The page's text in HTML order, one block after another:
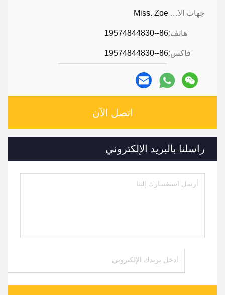
جهات الاتصال: Miss. Zoe
هاتف:86--19574844830
فاكس:86--19574844830
اتصل الآن
راسلنا بالبريد الإلكتروني